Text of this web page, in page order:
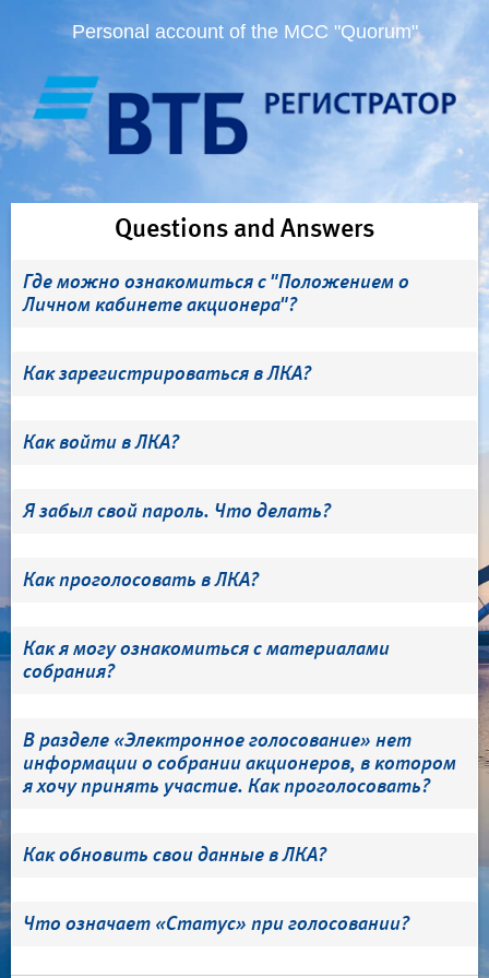
Personal account of the MCC "Quorum"
Questions and Answers
Где можно ознакомиться с "Положением о
Личном кабинете акционера"?
Как зарегистрироваться в ЛКА?
Как войти в ЛКА?
Я забыл свой пароль. Что делать?
Как проголосовать в ЛКА?
Как я могу ознакомиться с материалами
собрания?
В разделе «Электронное голосование» нет
информации о собрании акционеров, в котором
я хочу принять участие. Как проголосовать?
Как обновить свои данные в ЛКА?
Что означает «Статус» при голосовании?